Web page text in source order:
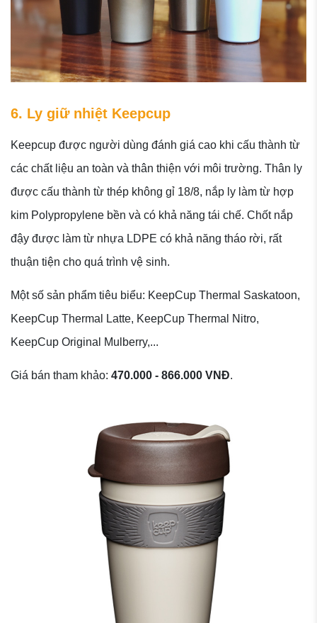
6. Ly giữ nhiệt Keepcup
Keepcup được người dùng đánh giá cao khi cấu thành từ
các chất liệu an toàn và thân thiện với môi trường. Thân ly
được cấu thành từ thép không gỉ 18/8, nắp ly làm từ hợp
kim Polypropylene bền và có khả năng tái chế. Chốt nắp
đậy được làm từ nhựa LDPE có khả năng tháo rời, rất
thuận tiện cho quá trình vệ sinh.
Một số sản phẩm tiêu biểu: KeepCup Thermal Saskatoon,
KeepCup Thermal Latte, KeepCup Thermal Nitro,
KeepCup Original Mulberry,...
Giá bán tham khảo: 470.000 - 866.000 VNĐ.